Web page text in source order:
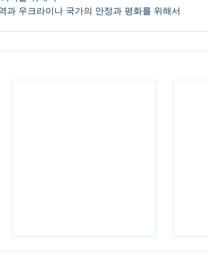
과 우크라이나 국가의 안정과 평화를 위해서